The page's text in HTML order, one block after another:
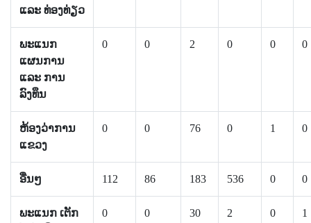
ແລະ ທ່ອງທ່ຽວ
ພະແນກ
ແຜນການ
ແລະ ການ
ລົງທຶນ
0 0 2 0 0 0
ຫ້ອງວ່າການ
ແຂວງ
0 0 76 0 1 0
ອື່ນໆ 112 86 183 536 0 0
ພະແນກ ເຕັກ
0 0 30 2 0 1